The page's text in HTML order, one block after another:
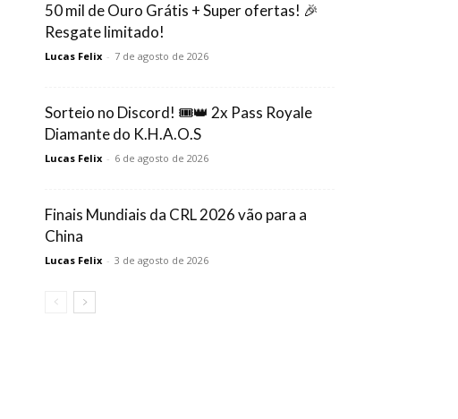
50 mil de Ouro Grátis + Super ofertas! 🎉
Resgate limitado!
Lucas Felix - 7 de agosto de 2026
Sorteio no Discord! 🎟️👑 2x Pass Royale
Diamante do K.H.A.O.S
Lucas Felix - 6 de agosto de 2026
Finais Mundiais da CRL 2026 vão para a
China
Lucas Felix - 3 de agosto de 2026